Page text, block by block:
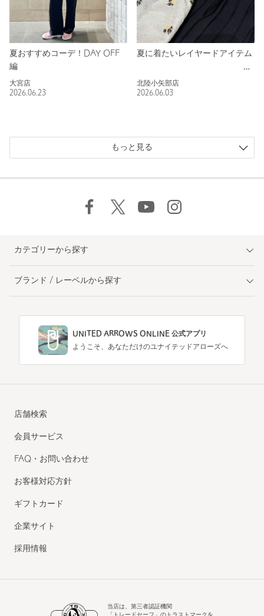
夏おすすめコーデ！DAY OFF
編
大宮店
2026.06.23
夏に着たいレイヤードアイテム
北陸小矢部店
2026.06.03
もっと見る
カテゴリーから探す
ブランド / レーベルから探す
UNITED ARROWS ONLINE 公式アプリ
ようこそ、あなただけのユナイテッドアローズへ
店舗検索
会員サービス
FAQ・お問い合わせ
お客様対応方針
ギフトカード
企業サイト
採用情報
当店は、第三者認証機関